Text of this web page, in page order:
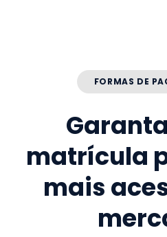
FORMAS DE
matrícula
mais